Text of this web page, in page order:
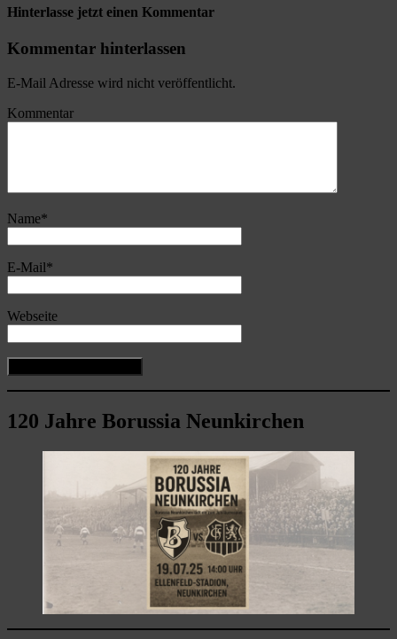
Hinterlasse jetzt einen Kommentar
Kommentar hinterlassen
E-Mail Adresse wird nicht veröffentlicht.
Kommentar
Name*
E-Mail*
Webseite
120 Jahre Borussia Neunkirchen